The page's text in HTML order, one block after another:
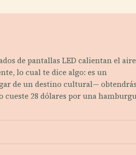
de pantallas LED calientan el
lo cual te dice algo: es un
de un destino cultural— obtendrás
cueste 28 dólares por una